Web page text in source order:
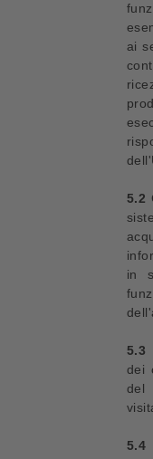
ai
5.2
in
5.3
dei
del
5.4